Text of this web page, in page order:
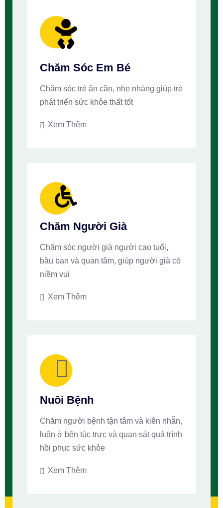
Chăm Sóc Em Bé
Chăm sóc trẻ ân cần, nhẹ nhàng giúp trẻ
phát triển sức khỏe thất tốt
Xem Thêm
Chăm Người Già
Chăm sóc người già người cao tuổi,
bầu bạn và quan tâm, giúp người già có
niềm vui
Xem Thêm
Nuôi Bệnh
Chăm người bệnh tận tâm và kiên nhẫn,
luôn ở bên túc trực và quan sát quá trình
hồi phục sức khỏe
Xem Thêm